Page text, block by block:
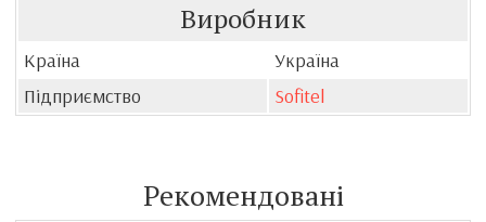
Виробник
Країна
Україна
Підприємство
Sofitel
Рекомендовані